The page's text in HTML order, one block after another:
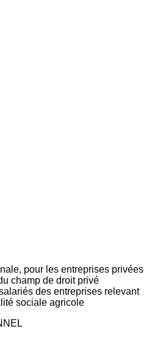
pour les entreprises privées
champ de droit privé
des entreprises relevant
sociale agricole